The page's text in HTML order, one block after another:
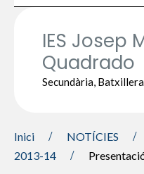
IES Josep
Quadrado
Secundària,
Inici NOTÍCIES
2013-14